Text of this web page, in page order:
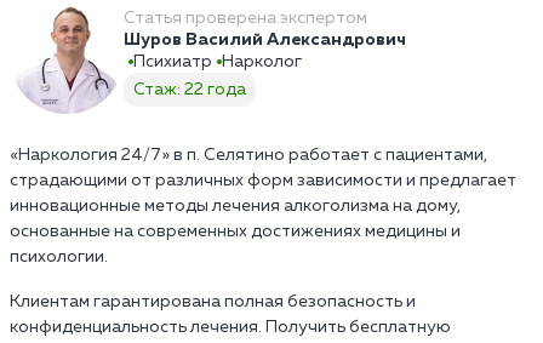
Статья проверена экспертом
Шуров Василий Александрович
Психиатр
Нарколог
Стаж: 22 года
«Наркология 24/7» в п. Селятино работает с пациентами,
страдающими от различных форм зависимости и предлагает
инновационные методы лечения алкоголизма на дому,
основанные на современных достижениях медицины и
психологии.
Клиентам гарантирована полная безопасность и
конфиденциальность лечения. Получить бесплатную